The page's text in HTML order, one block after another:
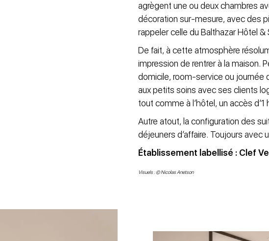
agrègent une ou deux chambres
décoration sur-mesure, avec des
rappeler celle du Balthazar Hôtel &
De fait, à cette atmosphère
impression de rentrer à la maison.
domicile, room-service ou journée
aux petits soins avec ses clients
tout comme à l’hôtel, un accès
Autre atout, la configuration des
déjeuners d’affaire. Toujours
Établissement labellisé : Clef
Visuels : © Nicolas Anetson